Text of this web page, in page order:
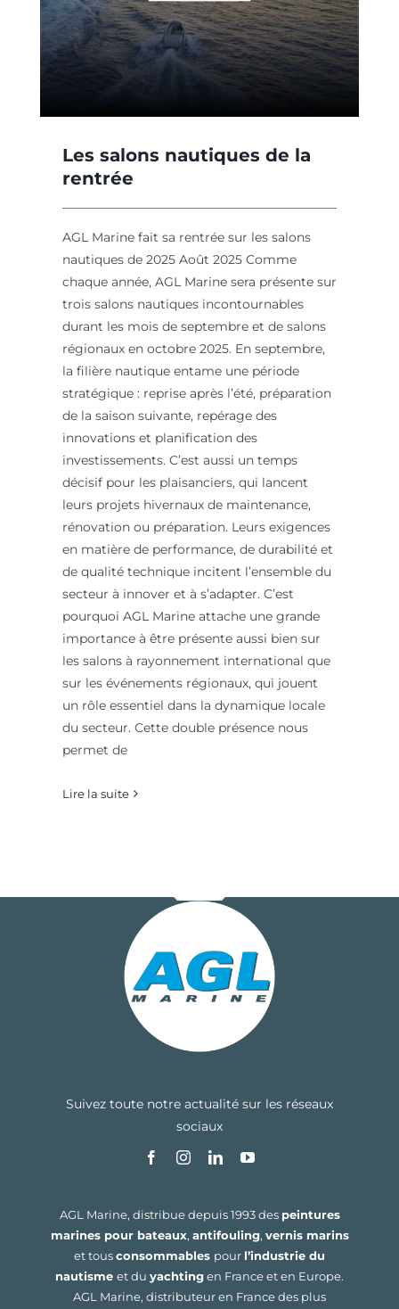
Les salons nautiques de la
rentrée
AGL Marine fait sa rentrée sur les salons
nautiques de 2025 Août 2025 Comme
chaque année, AGL Marine sera présente sur
trois salons nautiques incontournables
durant les mois de septembre et de salons
régionaux en octobre 2025. En septembre,
la filière nautique entame une période
stratégique : reprise après l’été, préparation
de la saison suivante, repérage des
innovations et planification des
investissements. C’est aussi un temps
décisif pour les plaisanciers, qui lancent
leurs projets hivernaux de maintenance,
rénovation ou préparation. Leurs exigences
en matière de performance, de durabilité et
de qualité technique incitent l’ensemble du
secteur à innover et à s’adapter. C’est
pourquoi AGL Marine attache une grande
importance à être présente aussi bien sur
les salons à rayonnement international que
sur les événements régionaux, qui jouent
un rôle essentiel dans la dynamique locale
du secteur. Cette double présence nous
permet de
Lire la suite
Suivez toute notre actualité sur les réseaux
sociaux
AGL Marine, distribue depuis 1993 des peintures
marines pour bateaux, antifouling, vernis marins
et tousconsommables pour l’industrie du
nautisme et du yachtingen France et en Europe.
AGL Marine, distributeur en France des plus